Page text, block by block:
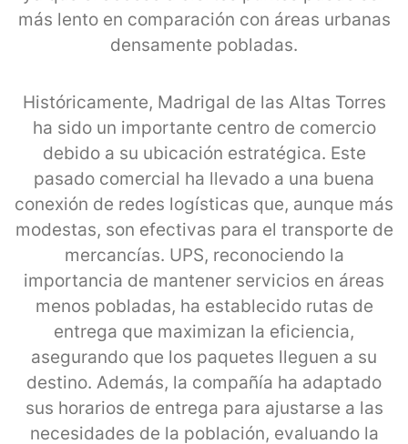
más lento en comparación con áreas urbanas
densamente pobladas.
Históricamente, Madrigal de las Altas Torres
ha sido un importante centro de comercio
debido a su ubicación estratégica. Este
pasado comercial ha llevado a una buena
conexión de redes logísticas que, aunque más
modestas, son efectivas para el transporte de
mercancías. UPS, reconociendo la
importancia de mantener servicios en áreas
menos pobladas, ha establecido rutas de
entrega que maximizan la eficiencia,
asegurando que los paquetes lleguen a su
destino. Además, la compañía ha adaptado
sus horarios de entrega para ajustarse a las
necesidades de la población, evaluando la